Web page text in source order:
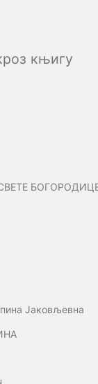
књигу
Јаковљевна